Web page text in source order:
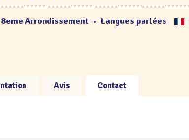
Arrondissement • Langues parlées
Avis Contact